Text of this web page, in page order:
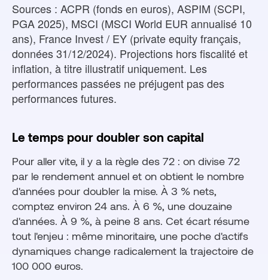
Sources : ACPR (fonds en euros), ASPIM (SCPI,
PGA 2025), MSCI (MSCI World EUR annualisé 10
ans), France Invest / EY (private equity français,
données 31/12/2024). Projections hors fiscalité et
inflation, à titre illustratif uniquement. Les
performances passées ne préjugent pas des
performances futures.
Le temps pour doubler son capital
Pour aller vite, il y a la règle des 72 : on divise 72
par le rendement annuel et on obtient le nombre
d'années pour doubler la mise. À 3 % nets,
comptez environ 24 ans. À 6 %, une douzaine
d'années. À 9 %, à peine 8 ans. Cet écart résume
tout l'enjeu : même minoritaire, une poche d'actifs
dynamiques change radicalement la trajectoire de
100 000 euros.